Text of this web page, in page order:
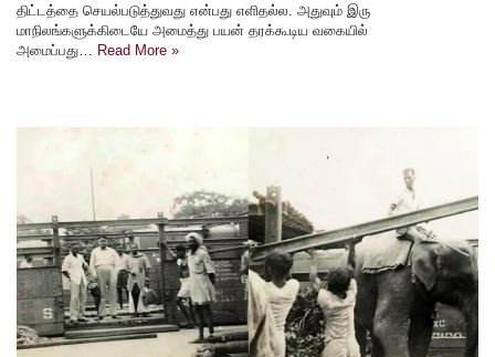
திட்டத்தை செயல்படுத்துவது என்பது எளிதல்ல. அதுவும் இரு
மாநிலங்களுக்கிடையே அமைத்து பயன் தரக்கூடிய வகையில்
அமைப்பது… Read More »